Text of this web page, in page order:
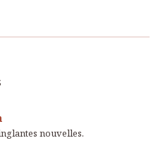
nouvelles.